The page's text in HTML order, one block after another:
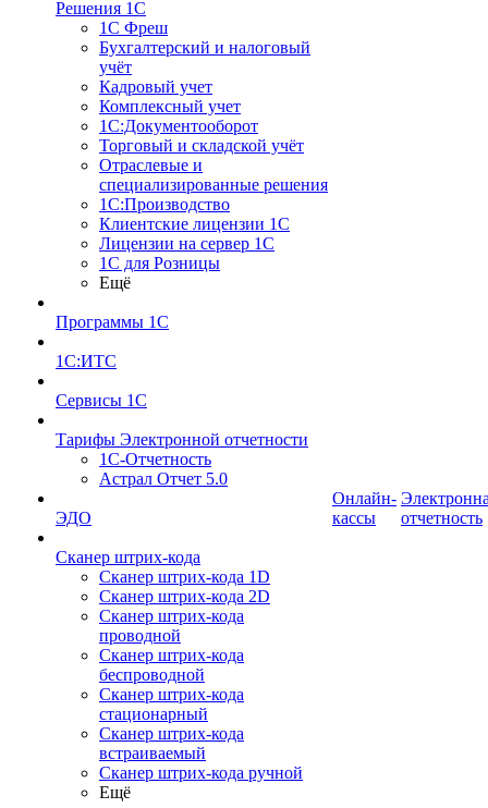
Решения 1С
1С Фреш
Бухгалтерский и налоговый
учёт
Кадровый учет
Комплексный учет
1С:Документооборот
Торговый и складской учёт
Отраслевые и
специализированные решения
1С:Производство
Клиентские лицензии 1С
Лицензии на сервер 1С
1С для Розницы
Ещё
Программы 1С
1С:ИТС
Сервисы 1С
Тарифы Электронной отчетности
1С-Отчетность
Астрал Отчет 5.0
ЭДО
Сканер штрих-кода
Сканер штрих-кода 1D
Сканер штрих-кода 2D
Сканер штрих-кода
проводной
Сканер штрих-кода
беспроводной
Сканер штрих-кода
стационарный
Сканер штрих-кода
встраиваемый
Сканер штрих-кода ручной
Ещё
Онлайн-
кассы
отчетность